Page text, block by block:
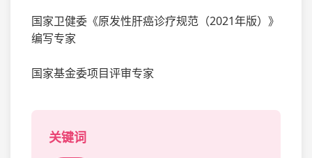
国家卫健委《原发性肝癌诊疗规范（2021年版）》
编写专家
国家基金委项目评审专家
关键词